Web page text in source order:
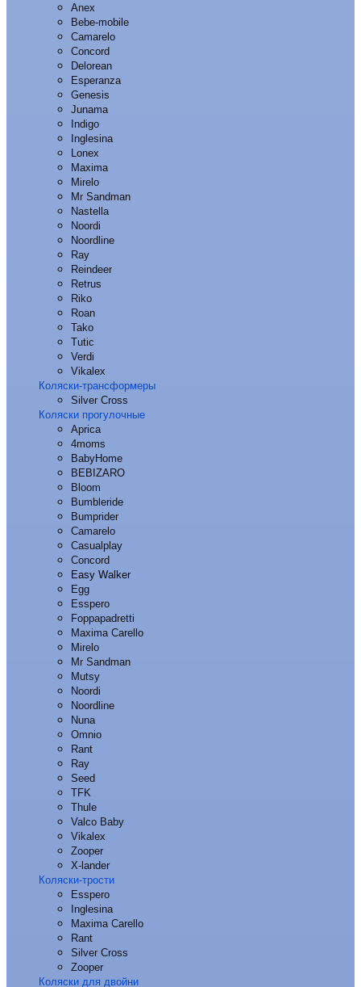
Anex
Bebe-mobile
Camarelo
Concord
Delorean
Esperanza
Genesis
Junama
Indigo
Inglesina
Lonex
Maxima
Mirelo
Mr Sandman
Nastella
Noordi
Noordline
Ray
Reindeer
Retrus
Riko
Roan
Tako
Tutic
Verdi
Vikalex
Коляски-трансформеры
Silver Cross
Коляски прогулочные
Aprica
4moms
BabyHome
BEBIZARO
Bloom
Bumbleride
Bumprider
Camarelo
Casualplay
Concord
Easy Walker
Egg
Esspero
Foppapadretti
Maxima Carello
Mirelo
Mr Sandman
Mutsy
Noordi
Noordline
Nuna
Omnio
Rant
Ray
Seed
TFK
Thule
Valco Baby
Vikalex
Zooper
X-lander
Коляски-трости
Esspero
Inglesina
Maxima Carello
Rant
Silver Cross
Zooper
Коляски для двойни